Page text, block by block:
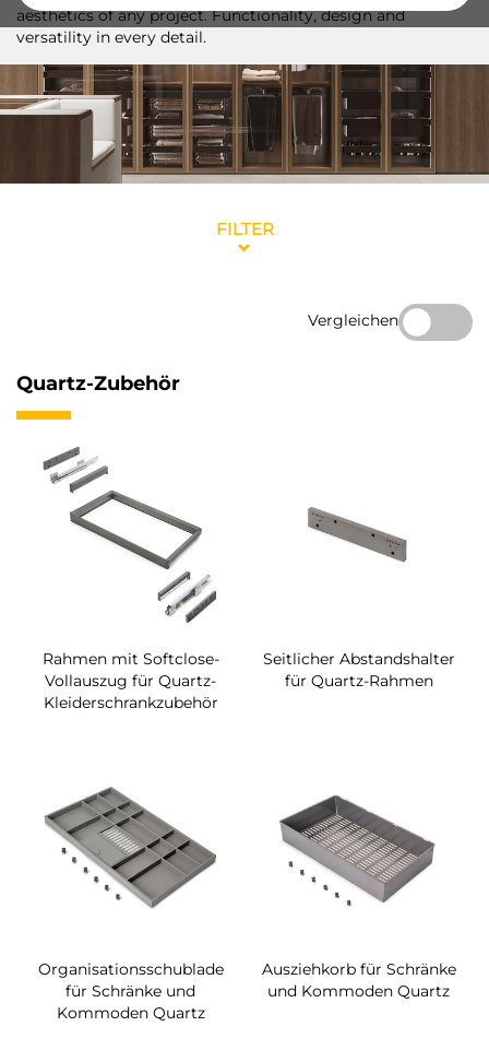
aesthetics of any project. Functionality, design and
versatility in every detail.
FILTER
Vergleichen
Quartz-Zubehör
Rahmen mit Softclose-
Vollauszug für Quartz-
Kleiderschrankzubehör
Seitlicher Abstandshalter
für Quartz-Rahmen
Organisationsschublade
für Schränke und
Kommoden Quartz
Ausziehkorb für Schränke
und Kommoden Quartz